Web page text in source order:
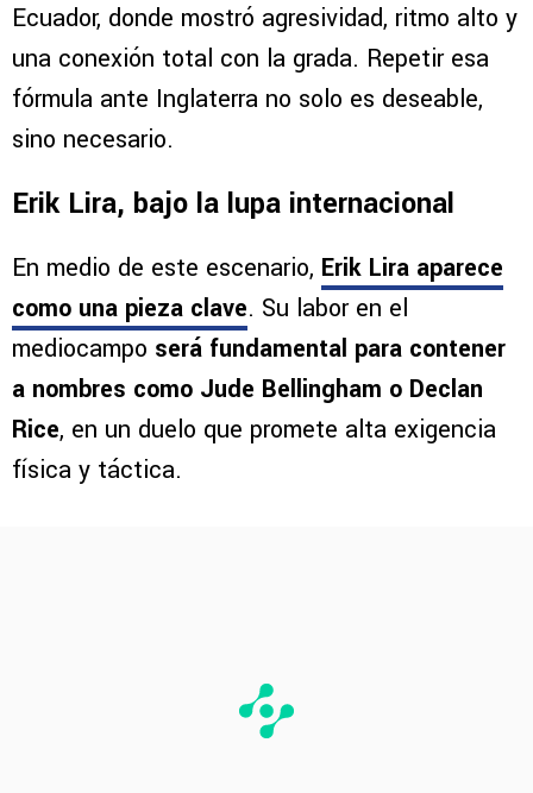
Ecuador, donde mostró agresividad, ritmo alto y
una conexión total con la grada. Repetir esa
fórmula ante Inglaterra no solo es deseable,
sino necesario.
Erik Lira, bajo la lupa internacional
En medio de este escenario, Erik Lira aparece
como una pieza clave. Su labor en el
mediocampo será fundamental para contener
a nombres como Jude Bellingham o Declan
Rice, en un duelo que promete alta exigencia
física y táctica.